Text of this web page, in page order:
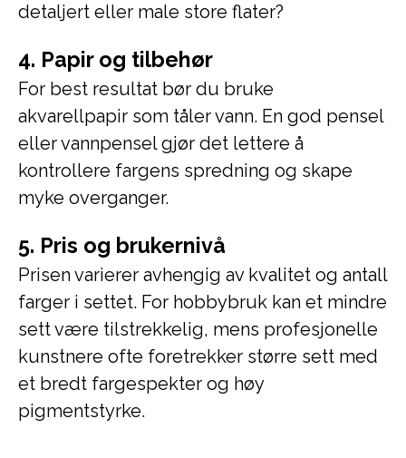
detaljert eller male store flater?
4. Papir og tilbehør
For best resultat bør du bruke
akvarellpapir som tåler vann. En god pensel
eller vannpensel gjør det lettere å
kontrollere fargens spredning og skape
myke overganger.
5. Pris og brukernivå
Prisen varierer avhengig av kvalitet og antall
farger i settet. For hobbybruk kan et mindre
sett være tilstrekkelig, mens profesjonelle
kunstnere ofte foretrekker større sett med
et bredt fargespekter og høy
pigmentstyrke.